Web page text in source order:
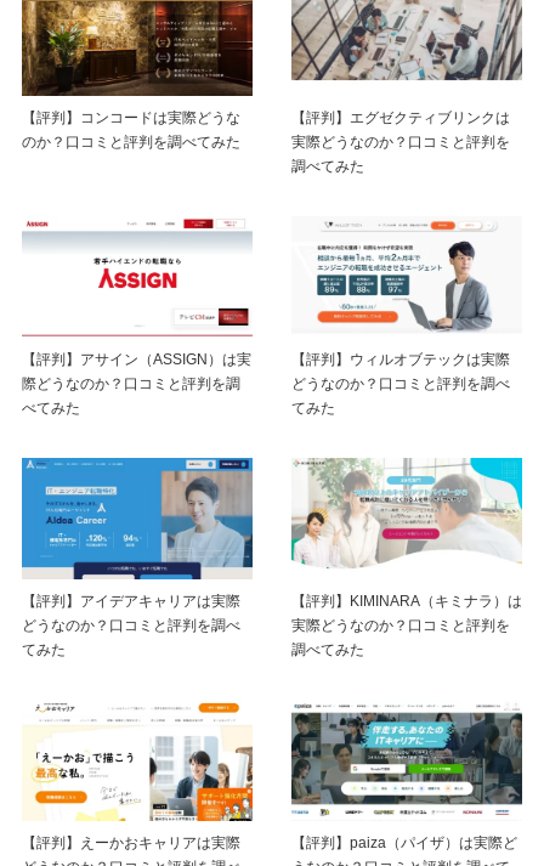
【評判】コンコードは実際どうな
のか？口コミと評判を調べてみた
【評判】エグゼクティブリンクは
実際どうなのか？口コミと評判を
調べてみた
【評判】アサイン（ASSIGN）は実
際どうなのか？口コミと評判を調
べてみた
【評判】ウィルオブテックは実際
どうなのか？口コミと評判を調べ
てみた
【評判】アイデアキャリアは実際
どうなのか？口コミと評判を調べ
てみた
【評判】KIMINARA（キミナラ）は
実際どうなのか？口コミと評判を
調べてみた
【評判】えーかおキャリアは実際
【評判】paiza（パイザ）は実際ど